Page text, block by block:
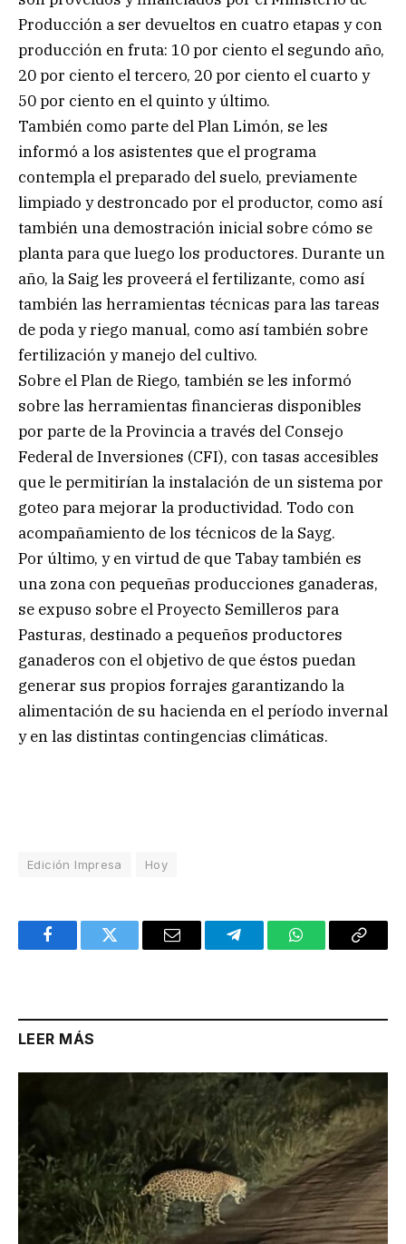
Producción a ser devueltos en cuatro etapas y con
producción en fruta: 10 por ciento el segundo año,
20 por ciento el tercero, 20 por ciento el cuarto y
50 por ciento en el quinto y último.
También como parte del Plan Limón, se les
informó a los asistentes que el programa
contempla el preparado del suelo, previamente
limpiado y destroncado por el productor, como así
también una demostración inicial sobre cómo se
planta para que luego los productores. Durante un
año, la Saig les proveerá el fertilizante, como así
también las herramientas técnicas para las tareas
de poda y riego manual, como así también sobre
fertilización y manejo del cultivo.
Sobre el Plan de Riego, también se les informó
sobre las herramientas financieras disponibles
por parte de la Provincia a través del Consejo
Federal de Inversiones (CFI), con tasas accesibles
que le permitirían la instalación de un sistema por
goteo para mejorar la productividad. Todo con
acompañamiento de los técnicos de la Sayg.
Por último, y en virtud de que Tabay también es
una zona con pequeñas producciones ganaderas,
se expuso sobre el Proyecto Semilleros para
Pasturas, destinado a pequeños productores
ganaderos con el objetivo de que éstos puedan
generar sus propios forrajes garantizando la
alimentación de su hacienda en el período invernal
y en las distintas contingencias climáticas.
Edición Impresa Hoy
FacebookTwitter Email TelegramWhatsAppCopy
LEER MÁS